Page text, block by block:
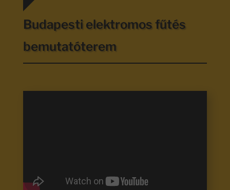
Budapesti elektromos fűtés
bemutatóterem